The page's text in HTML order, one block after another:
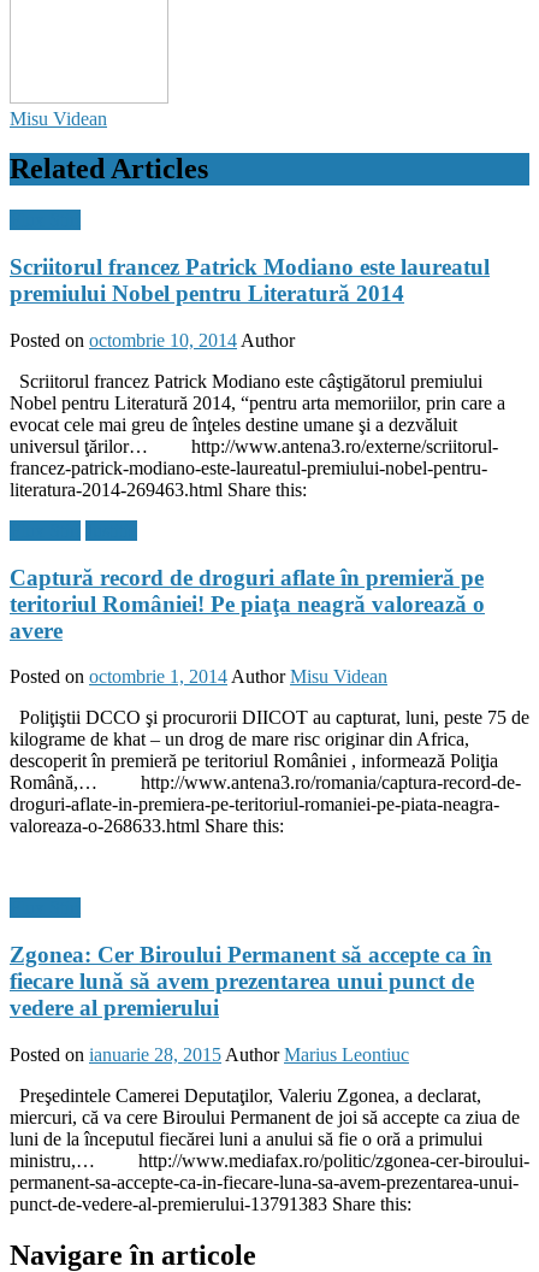
Misu Videan
Related Articles
Scriitorul francez Patrick Modiano este laureatul
premiului Nobel pentru Literatură 2014
Posted on octombrie 10, 2014 Author
Scriitorul francez Patrick Modiano este câştigătorul premiului
Nobel pentru Literatură 2014, “pentru arta memoriilor, prin care a
evocat cele mai greu de înţeles destine umane şi a dezvăluit
universul ţărilor… http://www.antena3.ro/externe/scriitorul-
francez-patrick-modiano-este-laureatul-premiului-nobel-pentru-
literatura-2014-269463.html Share this:
Captură record de droguri aflate în premieră pe
teritoriul României! Pe piaţa neagră valorează o
avere
Posted on octombrie 1, 2014 Author Misu Videan
Poliţiştii DCCO şi procurorii DIICOT au capturat, luni, peste 75 de
kilograme de khat – un drog de mare risc originar din Africa,
descoperit în premieră pe teritoriul României , informează Poliţia
Română,… http://www.antena3.ro/romania/captura-record-de-
droguri-aflate-in-premiera-pe-teritoriul-romaniei-pe-piata-neagra-
valoreaza-o-268633.html Share this:
Zgonea: Cer Biroului Permanent să accepte ca în
fiecare lună să avem prezentarea unui punct de
vedere al premierului
Posted on ianuarie 28, 2015 Author Marius Leontiuc
Preşedintele Camerei Deputaţilor, Valeriu Zgonea, a declarat,
miercuri, că va cere Biroului Permanent de joi să accepte ca ziua de
luni de la începutul fiecărei luni a anului să fie o oră a primului
ministru,… http://www.mediafax.ro/politic/zgonea-cer-biroului-
permanent-sa-accepte-ca-in-fiecare-luna-sa-avem-prezentarea-unui-
punct-de-vedere-al-premierului-13791383 Share this:
Navigare în articole